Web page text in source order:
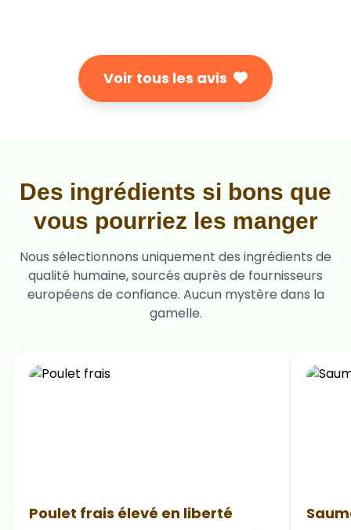
Voir tous les avis
Des ingrédients si bons que
vous pourriez les manger
Nous sélectionnons uniquement des ingrédients de
qualité humaine, sourcés auprès de fournisseurs
européens de confiance. Aucun mystère dans la
gamelle.
Poulet frais élevé en liberté